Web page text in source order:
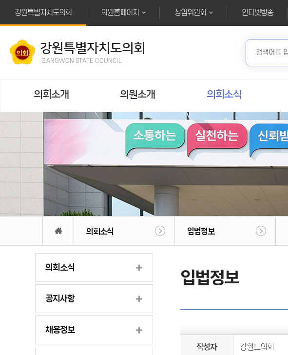
강원특별자치도의회
의원홈페이지 상임위원회 인터넷방송
강원특별자치도의회
GANGWON STATE COUNCIL
의회소개 의원소개 의회소식
의회소식 입법정보
의회소식
공지사항
채용정보
입법정보
작성자 강원도의회